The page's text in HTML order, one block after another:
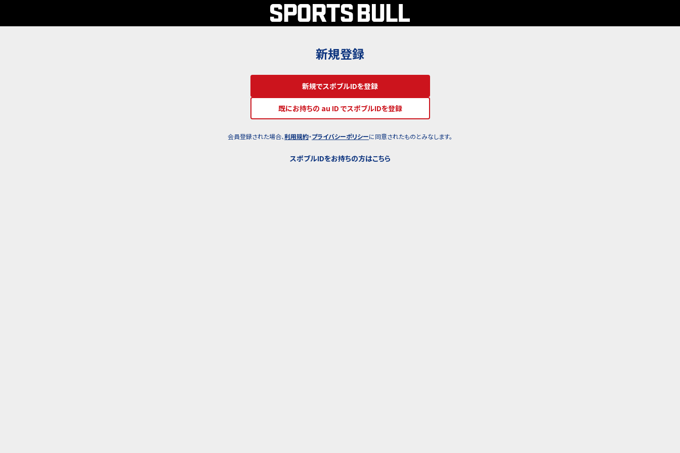
新規登録
新規でスポブルIDを登録
既にお持ちの au ID でスポブルIDを登録
会員登録された場合、利用規約・プライバシーポリシーに同意されたものとみなします。
スポブルIDをお持ちの方はこちら